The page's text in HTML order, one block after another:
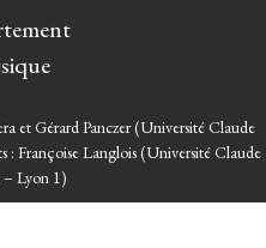
et Gérard Panczer (Université Claude
: Françoise Langlois (Université Claude
– Lyon 1)